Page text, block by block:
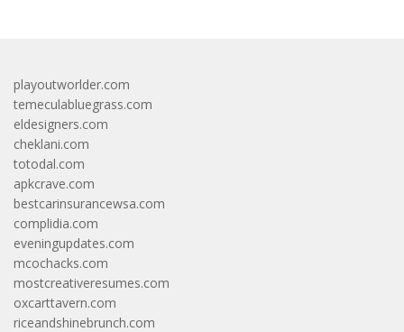
playoutworlder.com
temeculabluegrass.com
eldesigners.com
cheklani.com
totodal.com
apkcrave.com
bestcarinsurancewsa.com
complidia.com
eveningupdates.com
mcochacks.com
mostcreativeresumes.com
oxcarttavern.com
riceandshinebrunch.com